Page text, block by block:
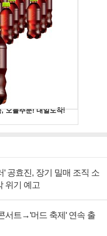
' 공효진, 장기 밀매 조직 소
위기 예고
서트→'머드 축제' 연속 출